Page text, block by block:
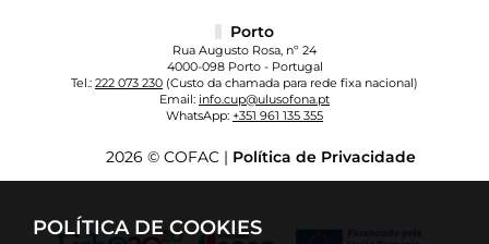
POLÍTICA DE COOKIES
Porto
Rua Augusto Rosa, nº 24
4000-098 Porto - Portugal
Tel.: 222 073 230 (Custo da chamada para rede fixa nacional)
Email: info.cup@ulusofona.pt
WhatsApp: +351 961 135 355
2026 © COFAC | Política de Privacidade